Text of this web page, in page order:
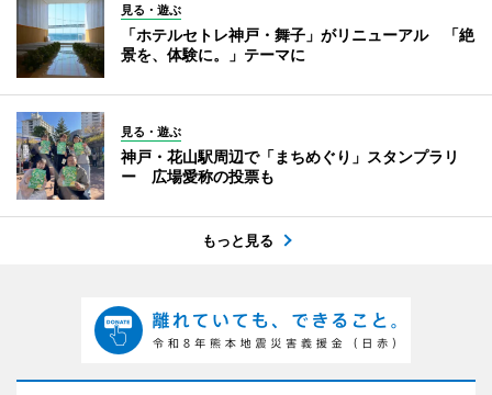
見る・遊ぶ
「ホテルセトレ神戸・舞子」がリニューアル 「絶
景を、体験に。」テーマに
見る・遊ぶ
神戸・花山駅周辺で「まちめぐり」スタンプラリ
ー 広場愛称の投票も
もっと見る